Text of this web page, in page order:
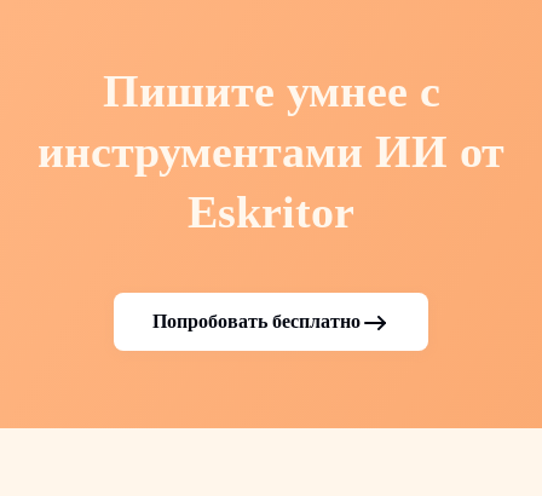
Пишите умнее с
инструментами ИИ от
Eskritor
Попробовать бесплатно